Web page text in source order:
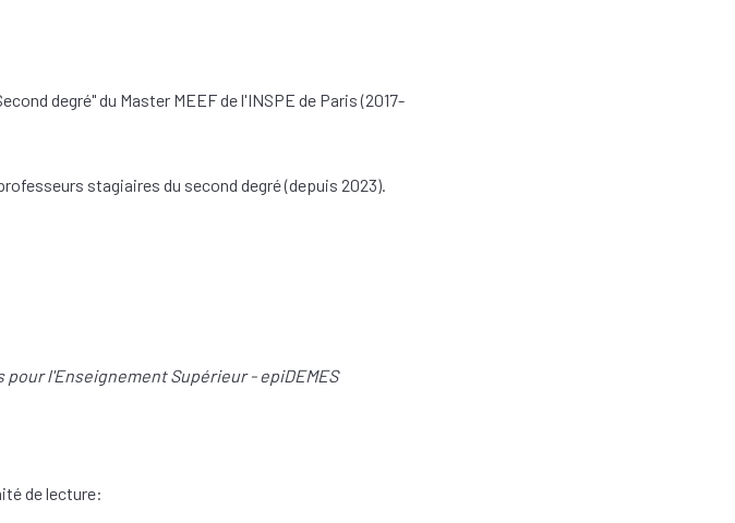
degré" du Master MEEF de l'INSPE de Paris (2017-
stagiaires du second degré (depuis 2023).
l'Enseignement Supérieur - epiDEMES
de lecture: